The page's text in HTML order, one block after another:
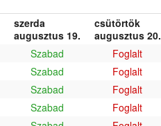
szerda
augusztus 19.
csütörtök
augusztus 20.
Szabad Foglalt
Szabad Foglalt
Szabad Foglalt
Szabad Foglalt